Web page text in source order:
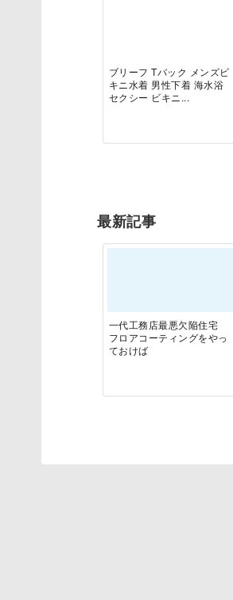
ブリーフ Tバック メンズビ
キニ水着 男性下着 海水浴
セクシー ビキニ...
最新記事
一代工務店最悪欠陥住宅
フロアコーティングをやっ
ておけば